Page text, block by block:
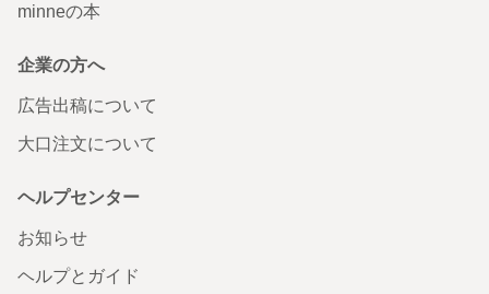
minneの本
企業の方へ
広告出稿について
大口注文について
ヘルプセンター
お知らせ
ヘルプとガイド